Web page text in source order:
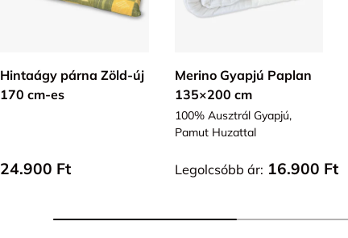
Hintaágy párna Zöld-új
170 cm-es
Alap ár
24.900 Ft
Merino Gyapjú Paplan
135×200 cm
100% Ausztrál Gyapjú,
Pamut Huzattal
Alap ár
Legolcsóbb ár: 16.900 Ft